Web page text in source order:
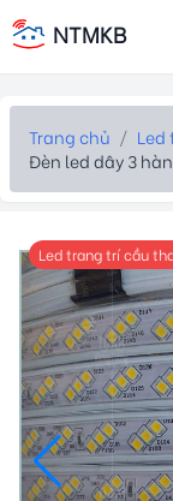
NTMKB
Trang chủ / Led
Đèn led dây 3
Led trang trí cầu